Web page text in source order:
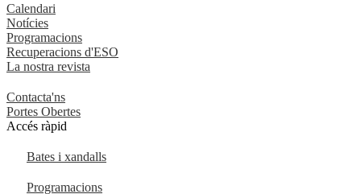
Calendari
Notícies
Programacions
Recuperacions d'ESO
La nostra revista
Contacta'ns
Portes Obertes
Accés ràpid
Bates i xandalls
Programacions